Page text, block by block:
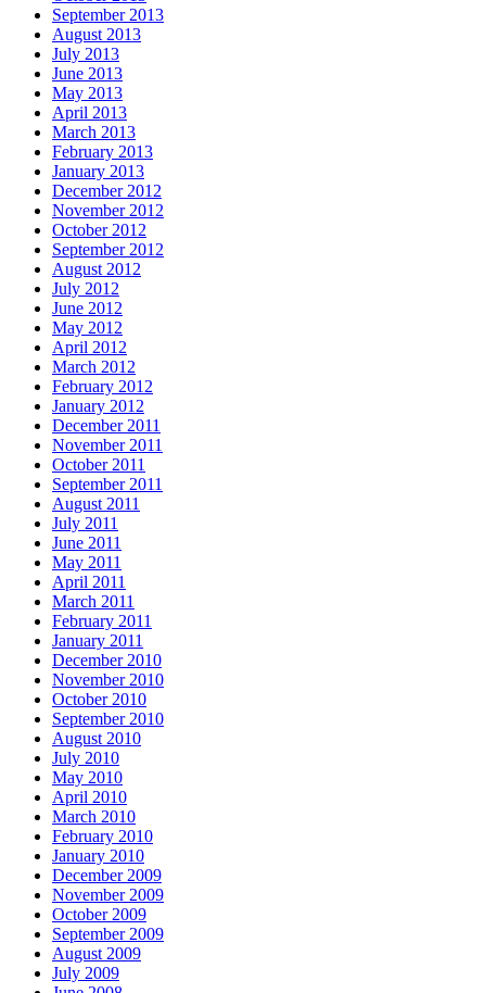
September 2013
August 2013
July 2013
June 2013
May 2013
April 2013
March 2013
February 2013
January 2013
December 2012
November 2012
October 2012
September 2012
August 2012
July 2012
June 2012
May 2012
April 2012
March 2012
February 2012
January 2012
December 2011
November 2011
October 2011
September 2011
August 2011
July 2011
June 2011
May 2011
April 2011
March 2011
February 2011
January 2011
December 2010
November 2010
October 2010
September 2010
August 2010
July 2010
May 2010
April 2010
March 2010
February 2010
January 2010
December 2009
November 2009
October 2009
September 2009
August 2009
July 2009